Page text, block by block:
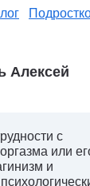
Алексей
с
или
и